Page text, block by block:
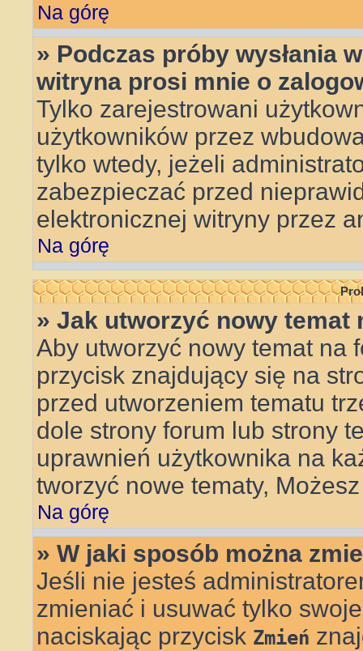
Na górę
» Podczas próby wysłania
witryna prosi mnie o
Tylko zarejestrowani
użytkowników przez
tylko wtedy, jeżeli
zabezpieczać przed
elektronicznej witryny przez
Na górę
» Jak utworzyć nowy temat
Aby utworzyć nowy temat na
przycisk znajdujący się na
przed utworzeniem tematu
dole strony forum lub strony
uprawnień użytkownika na
tworzyć nowe tematy,
Na górę
» W jaki sposób można
Jeśli nie jesteś
zmieniać i usuwać tylko
naciskając przycisk Zmień